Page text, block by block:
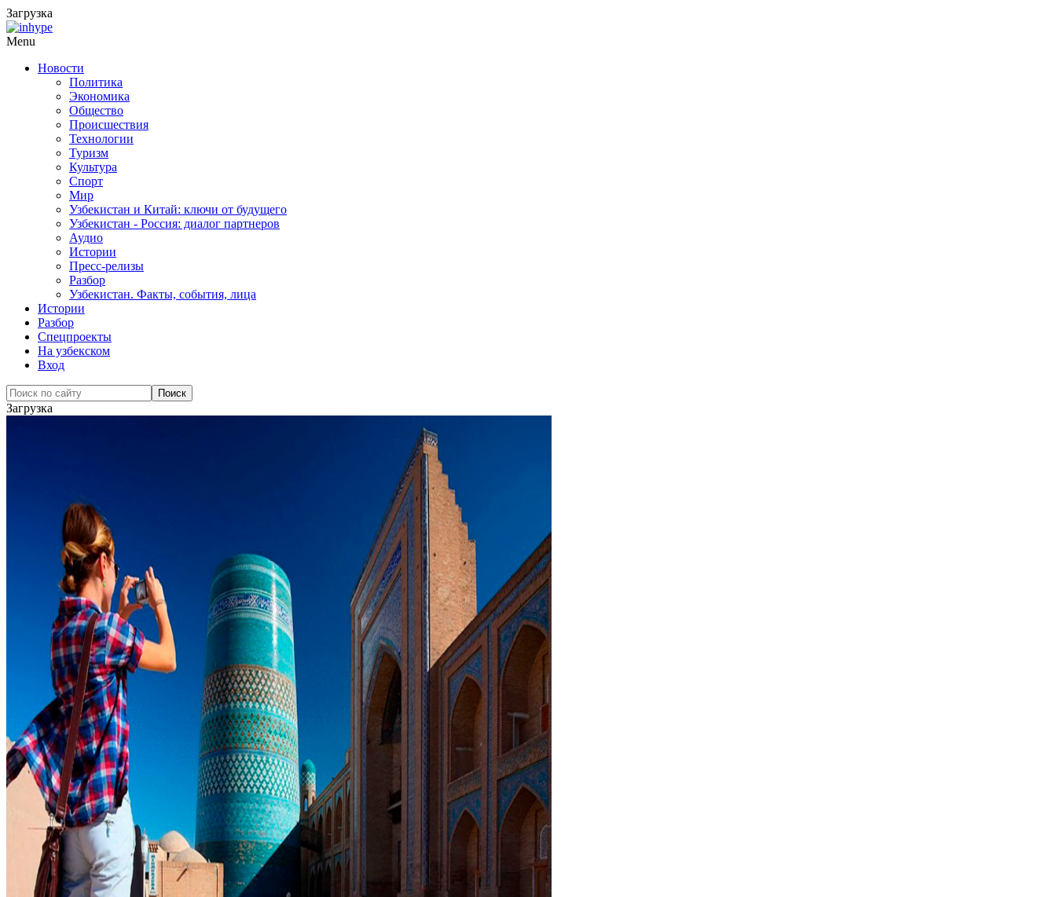
Загрузка
Menu
Новости
Политика
Экономика
Общество
Происшествия
Технологии
Туризм
Культура
Спорт
Мир
Узбекистан и Китай: ключи от будущего
Узбекистан - Россия: диалог партнеров
Аудио
Истории
Пресс-релизы
Разбор
Узбекистан. Факты, события, лица
Истории
Разбор
Спецпроекты
На узбекском
Вход
Загрузка